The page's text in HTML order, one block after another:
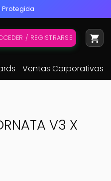
/ REGISTRARSE
Ventas Corporativas
V3 X